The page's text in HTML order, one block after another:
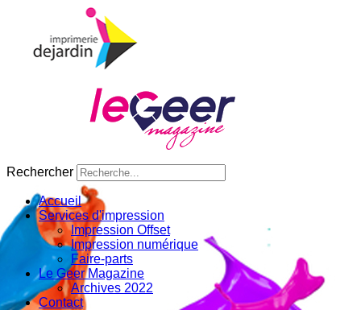
Rechercher
Accueil
Services d'impression
Impression Offset
Impression numérique
Faire-parts
Le Geer Magazine
Archives 2022
Contact